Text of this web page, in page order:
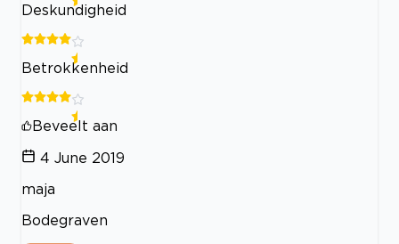
Deskundigheid
Betrokkenheid
Beveelt aan
4 June 2019
maja
Bodegraven